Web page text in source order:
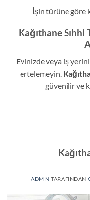
İşin türüne göre
Kağıthane Sıhhi
Evinizde veya iş
ertelemeyin.
güvenilir ve
ADMIN TARAFINDAN